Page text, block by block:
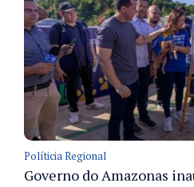
Políticia Regional